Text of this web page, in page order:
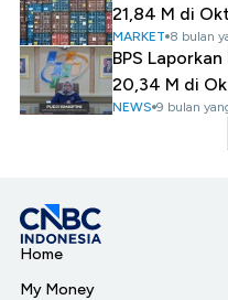
21,84 M di
MARKET 8 bulan
BPS
20,34 M di
NEWS 9 bulan
Home
My Money